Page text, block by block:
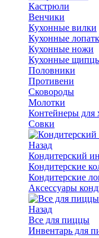
Кастрюли
Венчики
Кухонные вилки
Кухонные
Кухонные ножи
Кухонные
Половники
Противени
Сковороды
Молотки
Контейнеры для
Совки
Назад
Кондитерский
Кондитерские
Кондитерские
Аксессуары
Назад
Все для пиццы
Инвентарь для